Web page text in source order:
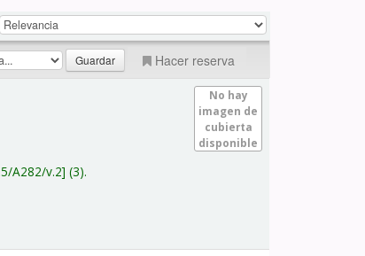
Hacer reserva
No hay
imagen de
cubierta
disponible
A282/v.2 (3).